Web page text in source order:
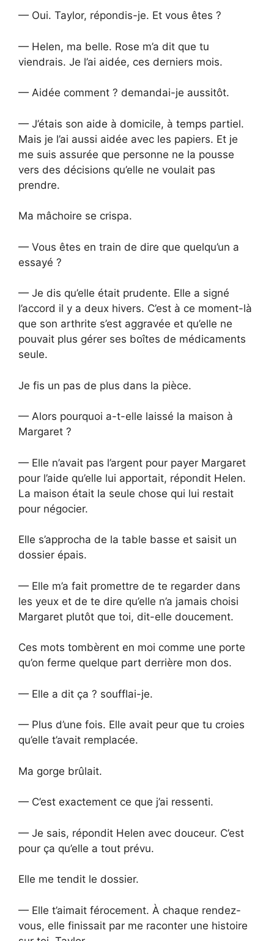
— Oui. Taylor, répondis-je. Et vous êtes ?
— Helen, ma belle. Rose m’a dit que tu
viendrais. Je l’ai aidée, ces derniers mois.
— Aidée comment ? demandai-je aussitôt.
— J’étais son aide à domicile, à temps partiel.
Mais je l’ai aussi aidée avec les papiers. Et je
me suis assurée que personne ne la pousse
vers des décisions qu’elle ne voulait pas
prendre.
Ma mâchoire se crispa.
— Vous êtes en train de dire que quelqu’un a
essayé ?
— Je dis qu’elle était prudente. Elle a signé
l’accord il y a deux hivers. C’est à ce moment-là
que son arthrite s’est aggravée et qu’elle ne
pouvait plus gérer ses boîtes de médicaments
seule.
Je fis un pas de plus dans la pièce.
— Alors pourquoi a-t-elle laissé la maison à
Margaret ?
— Elle n’avait pas l’argent pour payer Margaret
pour l’aide qu’elle lui apportait, répondit Helen.
La maison était la seule chose qui lui restait
pour négocier.
Elle s’approcha de la table basse et saisit un
dossier épais.
— Elle m’a fait promettre de te regarder dans
les yeux et de te dire qu’elle n’a jamais choisi
Margaret plutôt que toi, dit-elle doucement.
Ces mots tombèrent en moi comme une porte
qu’on ferme quelque part derrière mon dos.
— Elle a dit ça ? soufflai-je.
— Plus d’une fois. Elle avait peur que tu croies
qu’elle t’avait remplacée.
Ma gorge brûlait.
— C’est exactement ce que j’ai ressenti.
— Je sais, répondit Helen avec douceur. C’est
pour ça qu’elle a tout prévu.
Elle me tendit le dossier.
— Elle t’aimait férocement. À chaque rendez-
vous, elle finissait par me raconter une histoire